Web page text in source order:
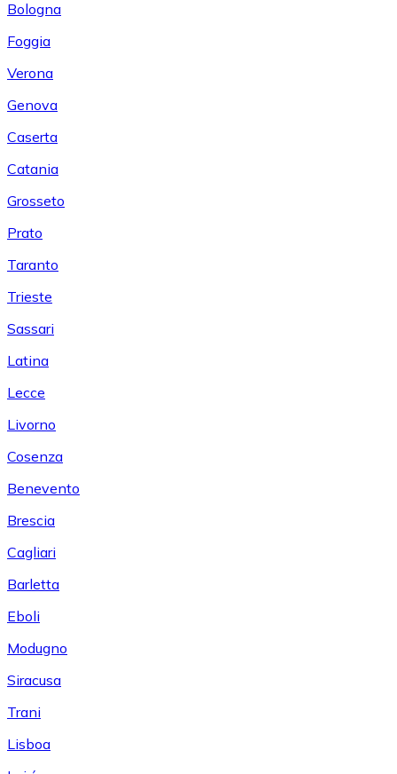
Bologna
Foggia
Verona
Genova
Caserta
Catania
Grosseto
Prato
Taranto
Trieste
Sassari
Latina
Lecce
Livorno
Cosenza
Benevento
Brescia
Cagliari
Barletta
Eboli
Modugno
Siracusa
Trani
Lisboa